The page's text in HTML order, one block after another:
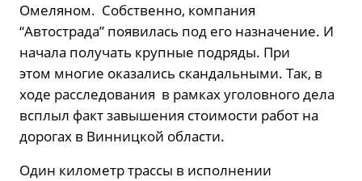
Омеляном. Собственно, компания
“Автострада” появилась под его назначение. И
начала получать крупные подряды. При
этом многие оказались скандальными. Так, в
ходе расследования в рамках уголовного дела
всплыл факт завышения стоимости работ на
дорогах в Винницкой области.
Один километр трассы в исполнении